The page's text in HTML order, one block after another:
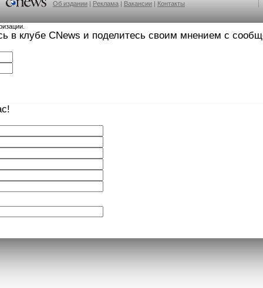
Об издании | Реклама | Вакансии | Контакты
в клубе CNews и поделитесь своим мнением с